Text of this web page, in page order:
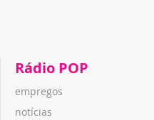
Rádio POP
empregos
notícias